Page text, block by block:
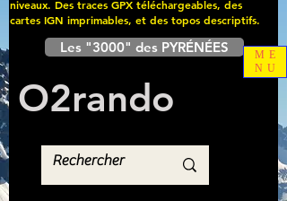
niveaux. Des traces GPX téléchargeables, des
cartes IGN imprimables, et des topos descriptifs.
Les "3000" des PYRÉNÉES
O2rando
ME
NU